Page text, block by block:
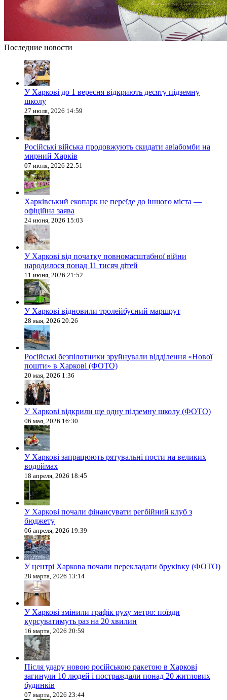
Последние новости
У Харкові до 1 вересня відкриють десяту підземну
школу
27 июля, 2026 14:59
Російські війська продовжують скидати авіабомби на
мирний Харків
07 июля, 2026 22:51
Харківський екопарк не переїде до іншого міста —
офіційна заява
24 июня, 2026 15:03
У Харкові від початку повномасштабної війни
народилося понад 11 тисяч дітей
11 июня, 2026 21:52
У Харкові відновили тролейбусний маршрут
28 мая, 2026 20:26
Російські безпілотники зруйнували відділення «Нової
пошти» в Харкові (ФОТО)
20 мая, 2026 1:36
У Харкові відкрили ще одну підземну школу (ФОТО)
06 мая, 2026 16:30
У Харкові запрацюють рятувальні пости на великих
водоймах
18 апреля, 2026 18:45
У Харкові почали фінансувати регбійний клуб з
бюджету
06 апреля, 2026 19:39
У центрі Харкова почали перекладати бруківку (ФОТО)
28 марта, 2026 13:14
У Харкові змінили графік руху метро: поїзди
курсуватимуть раз на 20 хвилин
16 марта, 2026 20:59
Після удару новою російською ракетою в Харкові
загинули 10 людей і постраждали понад 20 житлових
будинків
07 марта, 2026 23:44